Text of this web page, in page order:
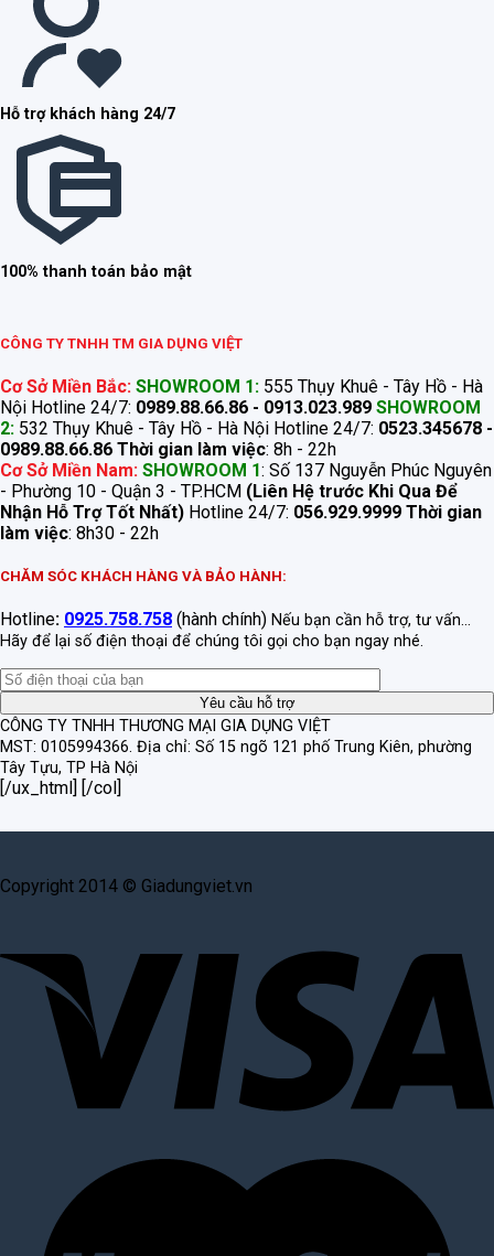
Hỗ trợ khách hàng 24/7
100% thanh toán bảo mật
CÔNG TY TNHH TM GIA DỤNG VIỆT
Cơ Sở Miền Bắc: SHOWROOM 1: 555 Thụy Khuê - Tây Hồ - Hà
Nội Hotline 24/7: 0989.88.66.86 - 0913.023.989 SHOWROOM
2: 532 Thụy Khuê - Tây Hồ - Hà Nội Hotline 24/7: 0523.345678 -
0989.88.66.86 Thời gian làm việc: 8h - 22h
Cơ Sở Miền Nam: SHOWROOM 1: Số 137 Nguyễn Phúc Nguyên
- Phường 10 - Quận 3 - TP.HCM (Liên Hệ trước Khi Qua Để
Nhận Hỗ Trợ Tốt Nhất) Hotline 24/7: 056.929.9999 Thời gian
làm việc: 8h30 - 22h
CHĂM SÓC KHÁCH HÀNG VÀ BẢO HÀNH:
Hotline: 0925.758.758 (hành chính) Nếu bạn cần hỗ trợ, tư vấn...
Hãy để lại số điện thoại để chúng tôi gọi cho bạn ngay nhé.
CÔNG TY TNHH THƯƠNG MẠI GIA DỤNG VIỆT
MST: 0105994366. Địa chỉ: Số 15 ngõ 121 phố Trung Kiên, phường
Tây Tựu, TP Hà Nội
[/ux_html] [/col]
Copyright 2014 © Giadungviet.vn